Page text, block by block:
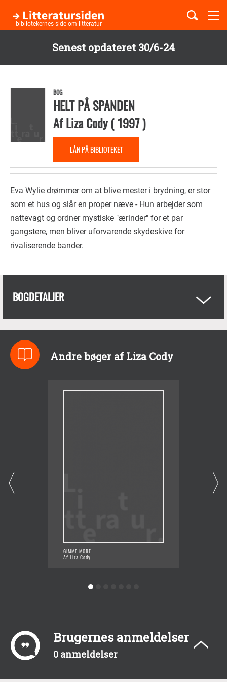
Senest opdateret 30/6-24
hovedindhold
- bibliotekernes side om litteratur
Børnebøger
Temaer
BOG
HELT PÅ SPANDEN
AfLiza Cody(1997)
LÅN PÅ BIBLIOTEKET
Eva Wylie drømmer om at blive mester i brydning, er stor
som et hus og slår en proper næve - Hun arbejder som
nattevagt og ordner mystiske "ærinder" for et par
gangstere, men bliver uforvarende skydeskive for
rivaliserende bander.
BOGDETALJER
Andre bøger af Liza Cody
GIMME MORE
Af Liza Cody
Brugernes anmeldelser
0 anmeldelser